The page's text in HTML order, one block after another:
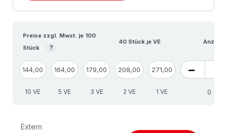
Preise zzgl. Mwst. je 100
Stück
?
40 Stück je VE Anzahl
144,00 164,00 179,00 208,00 271,00
10 VE 5 VE 3 VE 2 VE 1 VE
Extern